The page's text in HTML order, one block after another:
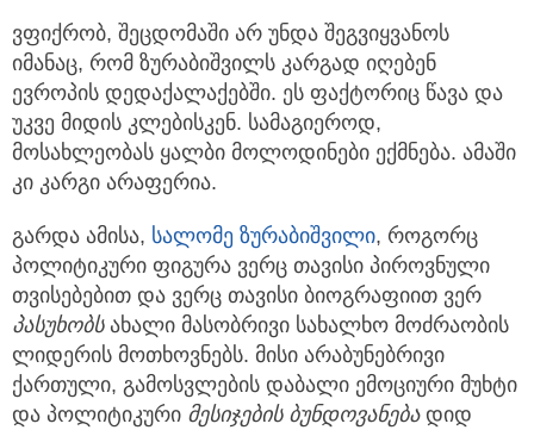
ვფიქრობ, შეცდომაში არ უნდა შეგვიყვანოს
იმანაც, რომ ზურაბიშვილს კარგად იღებენ
ევროპის დედაქალაქებში. ეს ფაქტორიც წავა და
უკვე მიდის კლებისკენ. სამაგიეროდ,
მოსახლეობას ყალბი მოლოდინები ექმნება. ამაში
კი კარგი არაფერია.
გარდა ამისა, სალომე ზურაბიშვილი, როგორც
პოლიტიკური ფიგურა ვერც თავისი პიროვნული
თვისებებით და ვერც თავისი ბიოგრაფიით ვერ
პასუხობსახალი მასობრივი სახალხო მოძრაობის
ლიდერის მოთხოვნებს. მისი არაბუნებრივი
ქართული, გამოსვლების დაბალი ემოციური მუხტი
და პოლიტიკური მესიჯების ბუნდოვანებადიდ